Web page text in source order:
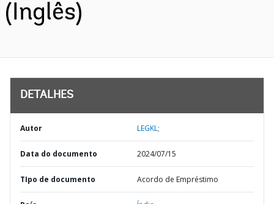
(Inglês)
DETALHES
Autor LEGKL;
Data do documento 2024/07/15
TIpo de documento Acordo de Empréstimo